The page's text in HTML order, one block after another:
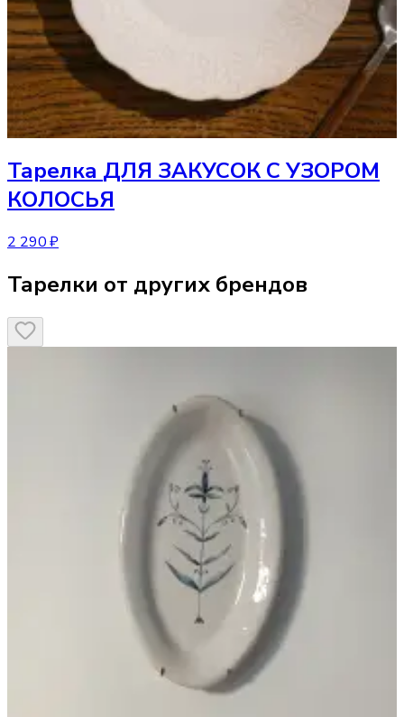
Тарелка ДЛЯ ЗАКУСОК С УЗОРОМ
КОЛОСЬЯ
2 290 ₽
Тарелки от других брендов